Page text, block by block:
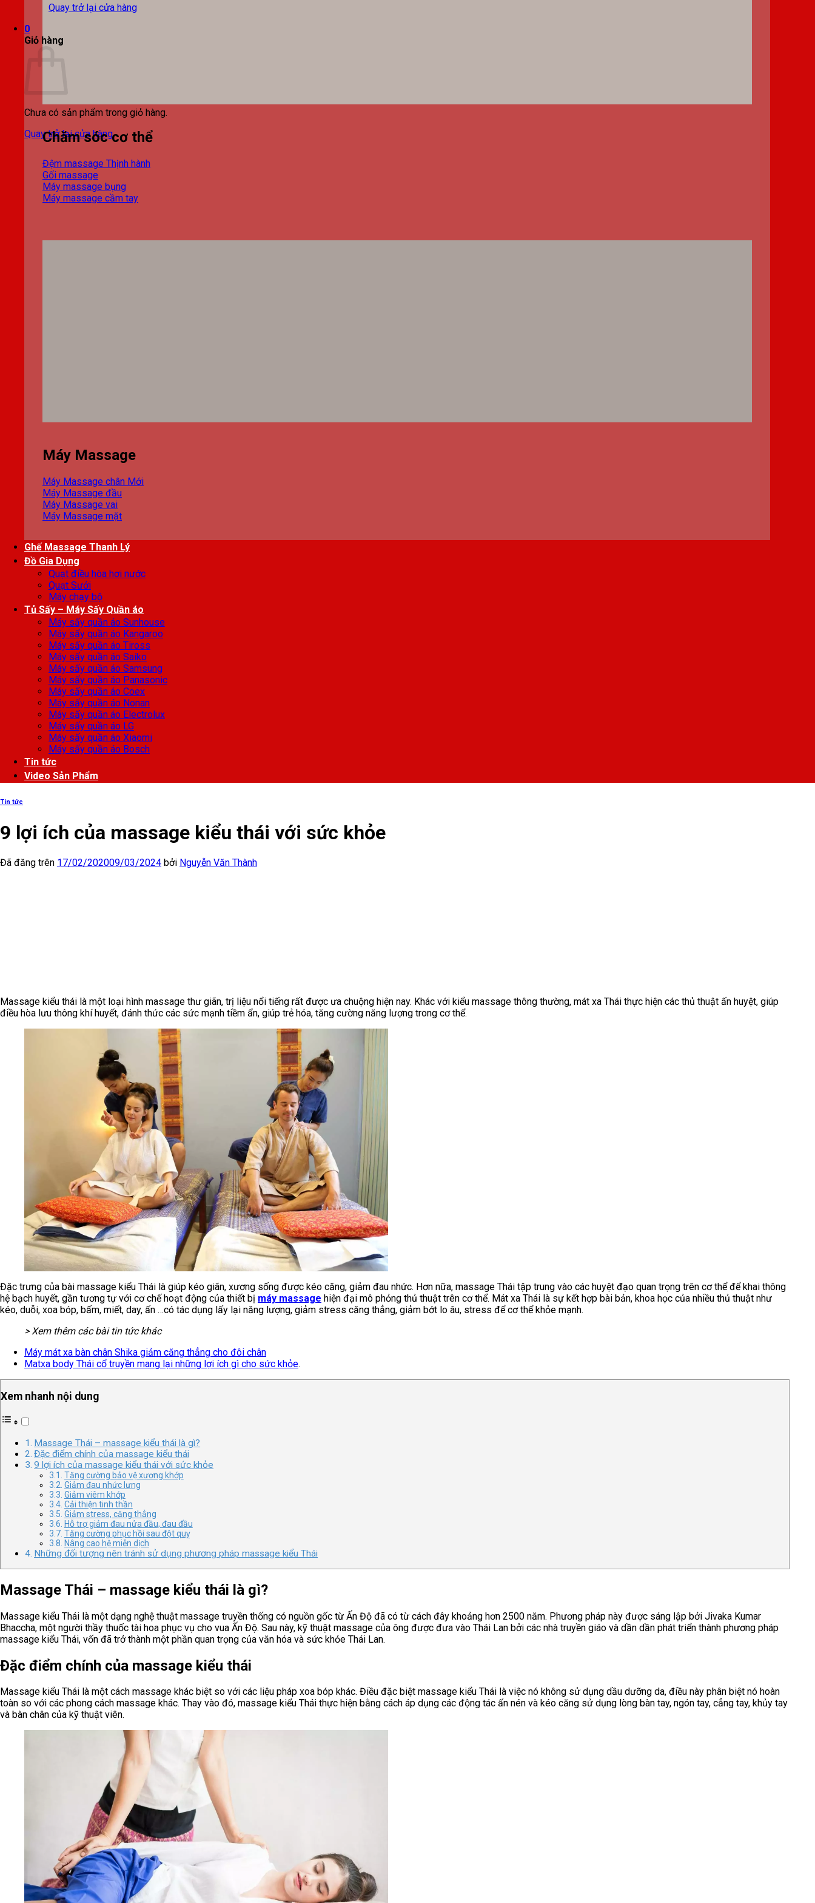
Quay trở lại cửa hàng
0
Giỏ hàng
Chưa có sản phẩm trong giỏ hàng.
Quay trở lại cửa hàng
Chăm sóc cơ thể
Đệm massage
Gối massage
Máy massage bụng
Máy massage cầm tay
Máy Massage
Máy Massage chân
Máy Massage đầu
Máy Massage vai
Máy Massage mặt
Ghế Massage Thanh Lý
Đồ Gia Dụng
Quạt điều hòa hơi nước
Quạt Sưởi
Máy chạy bộ
Tủ Sấy – Máy Sấy Quần áo
Máy sấy quần áo Sunhouse
Máy sấy quần áo Kangaroo
Máy sấy quần áo Tiross
Máy sấy quần áo Saiko
Máy sấy quần áo Samsung
Máy sấy quần áo Panasonic
Máy sấy quần áo Coex
Máy sấy quần áo Nonan
Máy sấy quần áo Electrolux
Máy sấy quần áo LG
Máy sấy quần áo Xiaomi
Máy sấy quần áo Bosch
Tin tức
Video Sản Phẩm
Tin tức
9 lợi ích của massage kiểu thái với sức khỏe
Đã đăng trên 17/02/202009/03/2024 bởi Nguyễn Văn Thành
Massage kiểu thái là một loại hình massage thư giãn, trị liệu nổi tiếng rất được ưa chuộng hiện nay. Khác với kiểu massage thông thường, mát xa Thái thực hiện các thủ thuật ấn huyệt, giúp
điều hòa lưu thông khí huyết, đánh thức các sức mạnh tiềm ẩn, giúp trẻ hóa, tăng cường năng lượng trong cơ thể.
Đặc trưng của bài massage kiểu Thái là giúp kéo giãn, xương sống được kéo căng, giảm đau nhức. Hơn nữa, massage Thái tập trung vào các huyệt đạo quan trọng trên cơ thể để khai thông
hệ bạch huyết, gần tương tự với cơ chế hoạt động của thiết bị máy massage hiện đại mô phỏng thủ thuật trên cơ thể. Mát xa Thái là sự kết hợp bài bản, khoa học của nhiều thủ thuật như
kéo, duỗi, xoa bóp, bấm, miết, day, ấn …có tác dụng lấy lại năng lượng, giảm stress căng thẳng, giảm bớt lo âu, stress để cơ thể khỏe mạnh.
> Xem thêm các bài tin tức khác
Máy mát xa bàn chân Shika giảm căng thẳng cho đôi chân
Matxa body Thái cổ truyền mang lại những lợi ích gì cho sức khỏe.
Xem nhanh nội dung
Massage Thái – massage kiểu thái là gì?
Đặc điểm chính của massage kiểu thái
9 lợi ích của massage kiểu thái với sức khỏe
Tăng cường bảo vệ xương khớp
Giảm đau nhức lưng
Giảm viêm khớp
Cải thiện tinh thần
Giảm stress, căng thẳng
Hỗ trợ giảm đau nửa đầu, đau đầu
Tăng cường phục hồi sau đột quỵ
Nâng cao hệ miễn dịch
Những đối tượng nên tránh sử dụng phương pháp massage kiểu Thái
Massage Thái – massage kiểu thái là gì?
Massage kiểu Thái là một dạng nghệ thuật massage truyền thống có nguồn gốc từ Ấn Độ đã có từ cách đây khoảng hơn 2500 năm. Phương pháp này được sáng lập bởi Jivaka Kumar
Bhaccha, một người thầy thuốc tài hoa phục vụ cho vua Ấn Độ. Sau này, kỹ thuật massage của ông được đưa vào Thái Lan bởi các nhà truyền giáo và dần dần phát triển thành phương pháp
massage kiểu Thái, vốn đã trở thành một phần quan trọng của văn hóa và sức khỏe Thái Lan.
Đặc điểm chính của massage kiểu thái
Massage kiểu Thái là một cách massage khác biệt so với các liệu pháp xoa bóp khác. Điều đặc biệt massage kiểu Thái là việc nó không sử dụng dầu dưỡng da, điều này phân biệt nó hoàn
toàn so với các phong cách massage khác. Thay vào đó, massage kiểu Thái thực hiện bằng cách áp dụng các động tác ấn nén và kéo căng sử dụng lòng bàn tay, ngón tay, cẳng tay, khủy tay
và bàn chân của kỹ thuật viên.